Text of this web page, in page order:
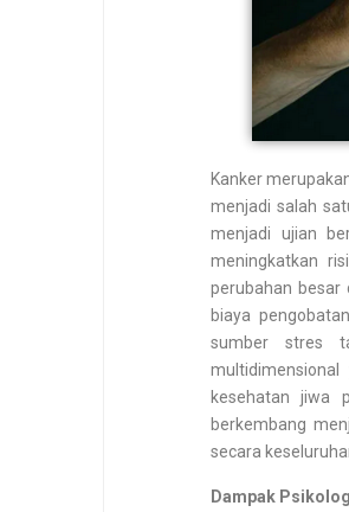
Kanker
menjadi salah
menjadi ujian
meningkatkan
perubahan besar
biaya
sumber stres
kesehatan jiwa
berkembang
secara
Dampak